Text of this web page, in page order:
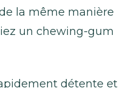
la même manière
un chewing-gum
détente et